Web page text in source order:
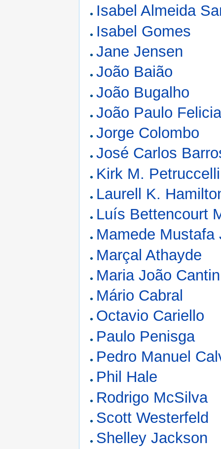
Isabel Almeida
Isabel Gomes
Jane Jensen
João Baião
João Bugalho
João Paulo
Jorge Colombo
José Carlos
Kirk M. Petruccelli
Laurell K.
Luís Bettencourt
Mamede Mustafa
Marçal Athayde
Maria João
Mário Cabral
Octavio Cariello
Paulo Penisga
Pedro Manuel
Phil Hale
Rodrigo McSilva
Scott Westerfeld
Shelley Jackson